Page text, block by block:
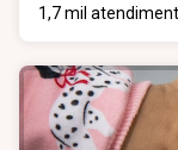
1,7 mil